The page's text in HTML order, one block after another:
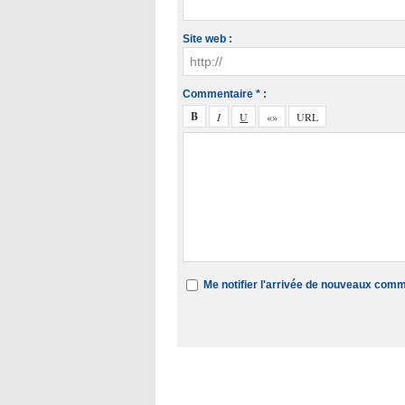
Site web :
Commentaire * :
Me notifier l'arrivée de nouveaux